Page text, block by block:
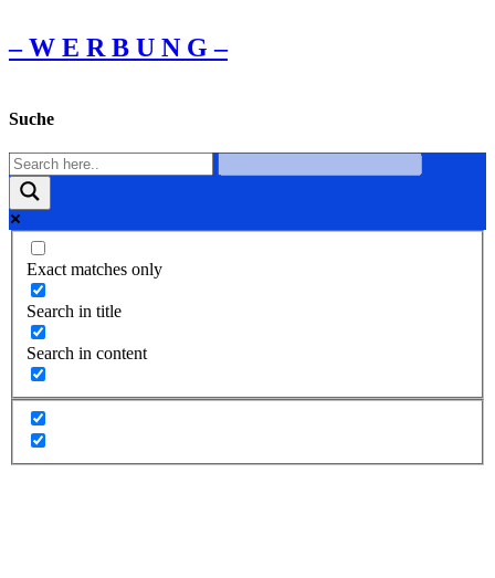
– W Ε R Β U Ν G –
Suche
Exact matches only
Search in title
Search in content